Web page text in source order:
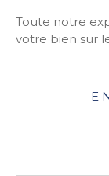
Toute notre
votre bien sur